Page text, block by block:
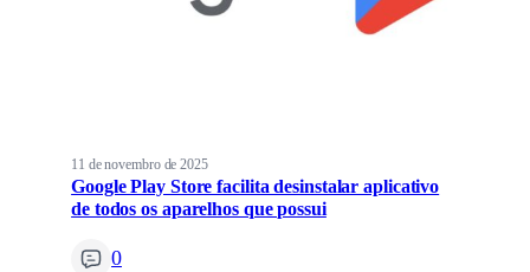
11 de novembro de 2025
Google Play Store facilita desinstalar aplicativo
de todos os aparelhos que possui
0